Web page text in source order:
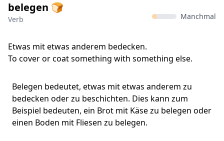
belegen 🍞
Verb Manchmal
Etwas mit etwas anderem bedecken.
To cover or coat something with something else.
Belegen bedeutet, etwas mit etwas anderem zu
bedecken oder zu beschichten. Dies kann zum
Beispiel bedeuten, ein Brot mit Käse zu belegen oder
einen Boden mit Fliesen zu belegen.